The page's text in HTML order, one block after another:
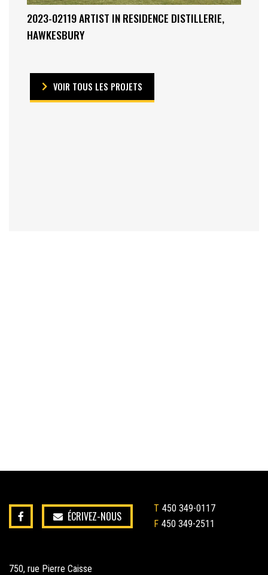
2023-02119 ARTIST IN RESIDENCE DISTILLERIE,
HAWKESBURY
VOIR TOUS LES PROJETS
ÉCRIVEZ-NOUS
T 450 349-0117
F 450 349-2511
750, rue Pierre Caisse